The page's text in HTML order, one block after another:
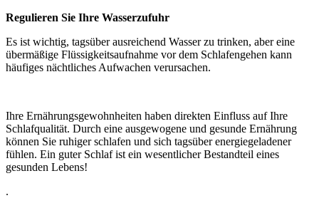
Regulieren Sie Ihre Wasserzufuhr
Es ist wichtig, tagsüber ausreichend Wasser zu trinken, aber eine
übermäßige Flüssigkeitsaufnahme vor dem Schlafengehen kann
häufiges nächtliches Aufwachen verursachen.
Ihre Ernährungsgewohnheiten haben direkten Einfluss auf Ihre
Schlafqualität. Durch eine ausgewogene und gesunde Ernährung
können Sie ruhiger schlafen und sich tagsüber energiegeladener
fühlen. Ein guter Schlaf ist ein wesentlicher Bestandteil eines
gesunden Lebens!
.